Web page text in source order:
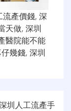
流產價錢, 深
天做, 深圳
醫院能不能
幾錢, 深圳
圳人工流產手